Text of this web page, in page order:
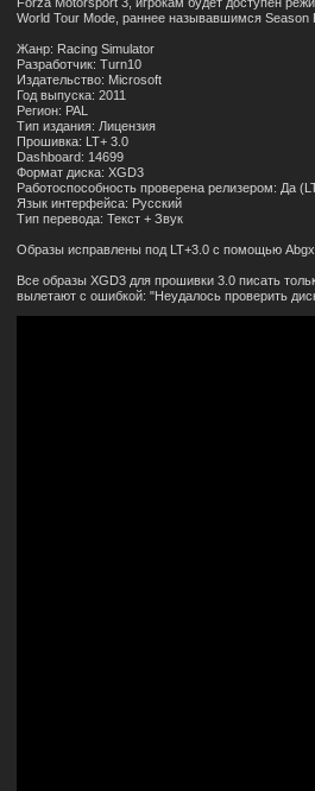
World Tour Mode, раннее называвшимся Season
Жанр: Racing Simulator
Разработчик: Turn10
Издательство: Microsoft
Год выпуска: 2011
Регион: PAL
Тип издания: Лицензия
Прошивка: LT+ 3.0
Dashboard: 14699
Формат диска: XGD3
Работоспособность проверена релизером: Да
Язык интерфейса: Русский
Тип перевода: Текст + Звук
Образы исправлены под LT+3.0 с помощью
Все образы XGD3 для прошивки 3.0 писать
вылетают с ошибкой: "Неудалось проверить